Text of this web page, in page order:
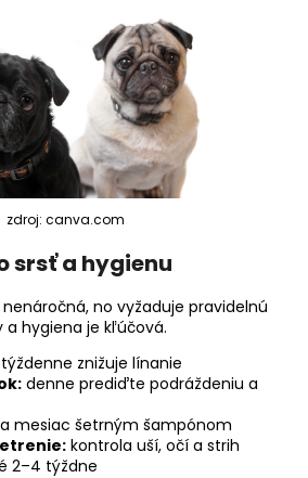
zdroj: canva.com
srsť a hygienu
no vyžaduje pravidelnú
hygiena je kľúčová.
týždenne znižuje línanie
denne prediďte podráždeniu a
mesiac šetrným šampónom
kontrola uší, očí a strih
2–4 týždne